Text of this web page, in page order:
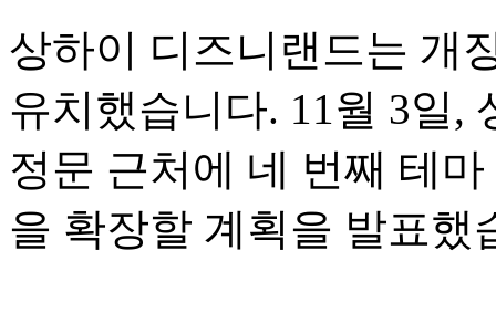
상하이 디즈니랜드는 개
유치했습니다. 11월 3일,
정문 근처에 네 번째 테
을 확장할 계획을 발표했